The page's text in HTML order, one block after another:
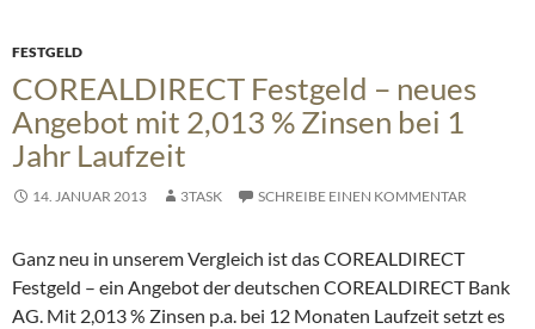
FESTGELD
COREALDIRECT Festgeld – neues
Angebot mit 2,013 % Zinsen bei 1
Jahr Laufzeit
14. JANUAR 2013 3TASK SCHREIBE EINEN KOMMENTAR
Ganz neu in unserem Vergleich ist das COREALDIRECT
Festgeld – ein Angebot der deutschen COREALDIRECT Bank
AG. Mit 2,013 % Zinsen p.a. bei 12 Monaten Laufzeit setzt es